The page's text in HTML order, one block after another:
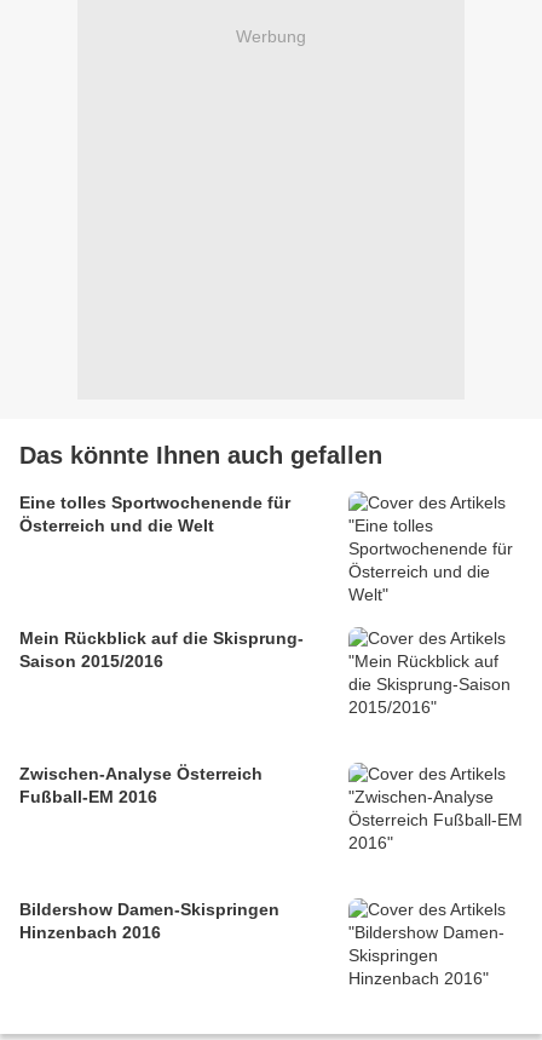
Werbung
Das könnte Ihnen auch gefallen
Eine tolles Sportwochenende für
Österreich und die Welt
Mein Rückblick auf die Skisprung-
Saison 2015/2016
Zwischen-Analyse Österreich
Fußball-EM 2016
Bildershow Damen-Skispringen
Hinzenbach 2016